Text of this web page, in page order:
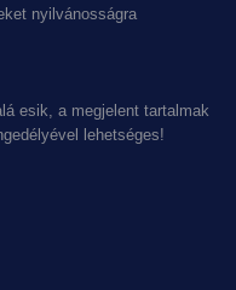
nyilvánosságra
esik, a megjelent tartalmak
lehetséges!